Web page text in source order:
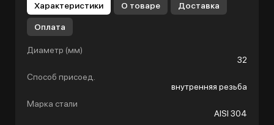
Характеристики О товаре Доставка
Оплата
Диаметр (мм)
32
Способ присоед.
внутренняя резьба
Марка стали
AISI 304